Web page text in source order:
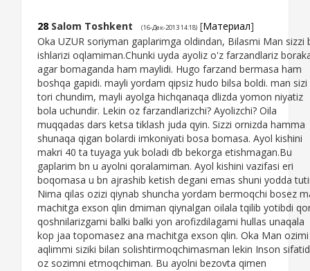
28 Salom Toshkent (16-Дек-2013 14:18) [Материал]
Oka UZUR soriyman gaplarimga oldindan, Bilasmi Man sizzi
ishlarizi oqlamiman.Chunki uyda ayoliz o'z farzandlariz
agar bomaganda ham maylidi. Hugo farzand bermasa ham
boshqa gapidi. mayli yordam qipsiz hudo bilsa boldi. man sizi
tori chundim, mayli ayolga hichqanaqa dlizda yomon niyatiz
bola uchundir. Lekin oz farzandlarizchi? Ayolizchi? Oila
muqqadas dars ketsa tiklash juda qyin. Sizzi ornizda hamma
shunaqa qigan bolardi imkoniyati bosa bomasa. Ayol kishini
makri 40 ta tuyaga yuk boladi db bekorga etishmagan.Bu
gaplarim bn u ayolni qoralamiman. Ayol kishini vazifasi eri
boqomasa u bn ajrashib ketish degani emas shuni yodda
Nima qilas ozizi qiynab shuncha yordam bermoqchi bosez
machitga exson qlin dmiman qiynalgan oilala tqilib yotibdi
qoshnilarizgami balki balki yon arofizdilagami hullas unaqala
kop jaa topomasez ana machitga exson qlin. Oka Man ozimi
aqlimmi siziki bilan solishtirmoqchimasman lekin Inson
oz sozimni etmoqchiman. Bu ayolni bezovta qimen